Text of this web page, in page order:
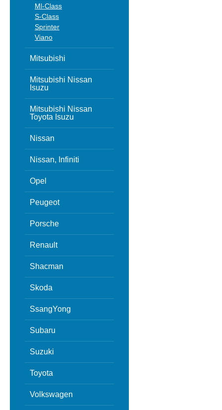
Ml-Class
S-Class
Sprinter
Viano
Mitsubishi
Mitsubishi Nissan
Isuzu
Mitsubishi Nissan
Toyota Isuzu
Nissan
Nissan, Infiniti
Opel
Peugeot
Porsche
Renault
Shacman
Skoda
SsangYong
Subaru
Suzuki
Toyota
Volkswagen